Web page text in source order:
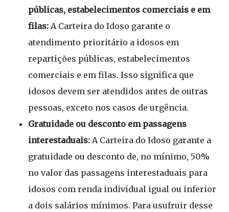
públicas, estabelecimentos comerciais e em
filas: A Carteira do Idoso garante o
atendimento prioritário a idosos em
repartições públicas, estabelecimentos
comerciais e em filas. Isso significa que
idosos devem ser atendidos antes de outras
pessoas, exceto nos casos de urgência.
Gratuidade ou desconto em passagens
interestaduais: A Carteira do Idoso garante a
gratuidade ou desconto de, no mínimo, 50%
no valor das passagens interestaduais para
idosos com renda individual igual ou inferior
a dois salários mínimos. Para usufruir desse